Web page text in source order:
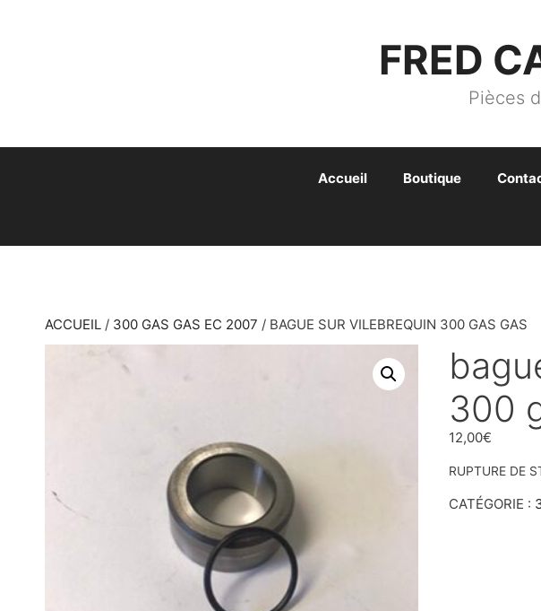
FRED
Pièces
Accueil Boutique
ACCUEIL / 300 GAS GAS EC 2007 / BAGUE SUR VILEBREQUIN 300 GAS GAS
300
12,00€
RUPTURE DE
CATÉGORIE :